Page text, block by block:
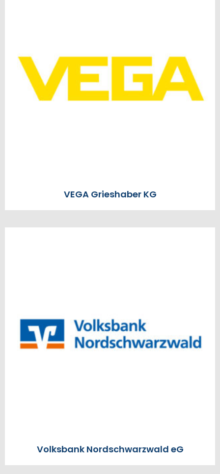
VEGA Grieshaber KG
Volksbank Nordschwarzwald eG